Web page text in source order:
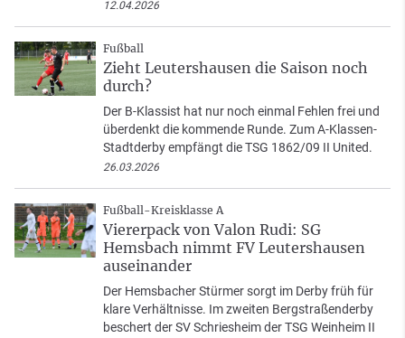
12.04.2026
Fußball
Zieht Leutershausen die Saison noch
durch?
Der B-Klassist hat nur noch einmal Fehlen frei und
überdenkt die kommende Runde. Zum A-Klassen-
Stadtderby empfängt die TSG 1862/09 II United.
26.03.2026
Fußball-Kreisklasse A
Viererpack von Valon Rudi: SG
Hemsbach nimmt FV Leutershausen
auseinander
Der Hemsbacher Stürmer sorgt im Derby früh für
klare Verhältnisse. Im zweiten Bergstraßenderby
beschert der SV Schriesheim der TSG Weinheim II